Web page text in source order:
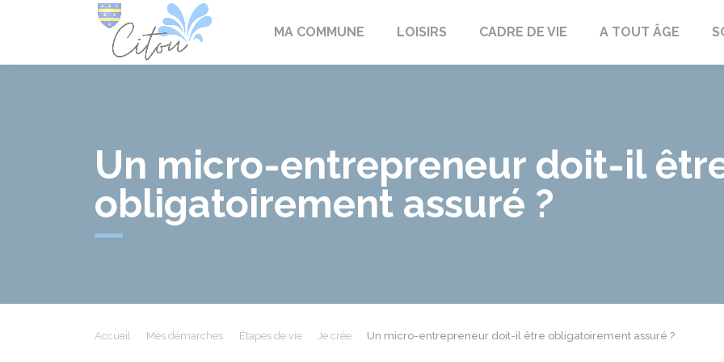
MA COMMUNE LOISIRS CADRE DE VIE A TOUT ÂGE
Un micro-entrepreneur doit-il
obligatoirement assuré ?
Accueil Mes démarches Étapes de vie Je crée Un micro-entrepreneur doit-il être obligatoirement assuré ?